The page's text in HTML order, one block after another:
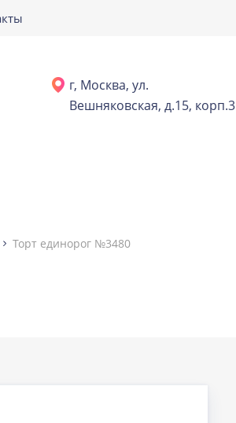
г, Москва, ул.
Вешняковская, д.15, корп.3
Торт единорог №3480